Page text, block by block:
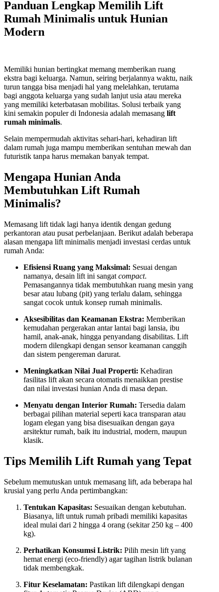
Panduan Lengkap Memilih Lift
Rumah Minimalis untuk Hunian
Modern
Memiliki hunian bertingkat memang memberikan ruang
ekstra bagi keluarga. Namun, seiring berjalannya waktu, naik
turun tangga bisa menjadi hal yang melelahkan, terutama
bagi anggota keluarga yang sudah lanjut usia atau mereka
yang memiliki keterbatasan mobilitas. Solusi terbaik yang
kini semakin populer di Indonesia adalah memasang lift
rumah minimalis.
Selain mempermudah aktivitas sehari-hari, kehadiran lift
dalam rumah juga mampu memberikan sentuhan mewah dan
futuristik tanpa harus memakan banyak tempat.
Mengapa Hunian Anda
Membutuhkan Lift Rumah
Minimalis?
Memasang lift tidak lagi hanya identik dengan gedung
perkantoran atau pusat perbelanjaan. Berikut adalah beberapa
alasan mengapa lift minimalis menjadi investasi cerdas untuk
rumah Anda:
Efisiensi Ruang yang Maksimal: Sesuai dengan
namanya, desain lift ini sangat compact.
Pemasangannya tidak membutuhkan ruang mesin yang
besar atau lubang (pit) yang terlalu dalam, sehingga
sangat cocok untuk konsep rumah minimalis.
Aksesibilitas dan Keamanan Ekstra: Memberikan
kemudahan pergerakan antar lantai bagi lansia, ibu
hamil, anak-anak, hingga penyandang disabilitas. Lift
modern dilengkapi dengan sensor keamanan canggih
dan sistem pengereman darurat.
Meningkatkan Nilai Jual Properti: Kehadiran
fasilitas lift akan secara otomatis menaikkan prestise
dan nilai investasi hunian Anda di masa depan.
Menyatu dengan Interior Rumah: Tersedia dalam
berbagai pilihan material seperti kaca transparan atau
logam elegan yang bisa disesuaikan dengan gaya
arsitektur rumah, baik itu industrial, modern, maupun
klasik.
Tips Memilih Lift Rumah yang Tepat
Sebelum memutuskan untuk memasang lift, ada beberapa hal
krusial yang perlu Anda pertimbangkan:
Tentukan Kapasitas: Sesuaikan dengan kebutuhan.
Biasanya, lift untuk rumah pribadi memiliki kapasitas
ideal mulai dari 2 hingga 4 orang (sekitar 250 kg – 400
kg).
Perhatikan Konsumsi Listrik: Pilih mesin lift yang
hemat energi (eco-friendly) agar tagihan listrik bulanan
tidak membengkak.
Fitur Keselamatan: Pastikan lift dilengkapi dengan